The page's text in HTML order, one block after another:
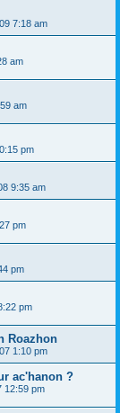
7:18 am
am
am
pm
9:35 am
pm
pm
pm
Roazhon
1:10 pm
ac'hanon ?
12:59 pm